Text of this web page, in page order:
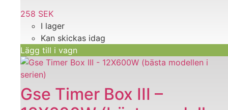
258 SEK
I lager
Kan skickas idag
Lägg till i vagn
Gse Timer Box III –
Den
här
produkten
har